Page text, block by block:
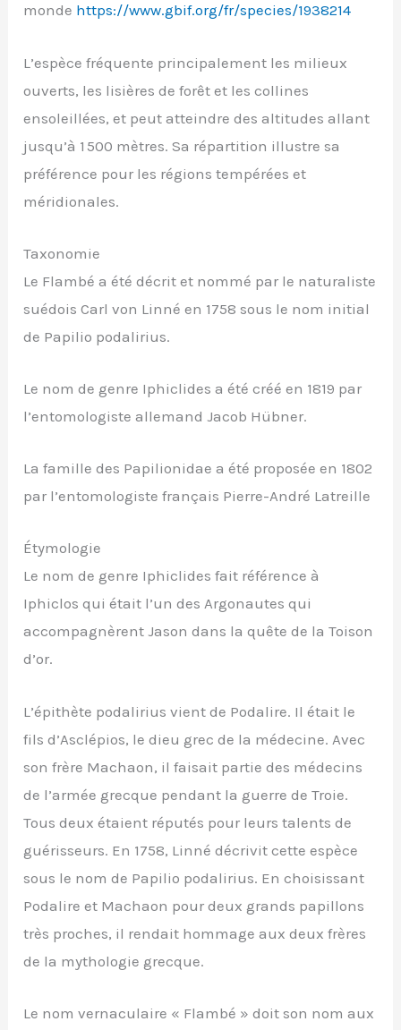
monde https://www.gbif.org/fr/species/1938214
L’espèce fréquente principalement les milieux
ouverts, les lisières de forêt et les collines
ensoleillées, et peut atteindre des altitudes allant
jusqu’à 1 500 mètres. Sa répartition illustre sa
préférence pour les régions tempérées et
méridionales.
Taxonomie
Le Flambé a été décrit et nommé par le naturaliste
suédois Carl von Linné en 1758 sous le nom initial
de Papilio podalirius.
Le nom de genre Iphiclides a été créé en 1819 par
l’entomologiste allemand Jacob Hübner.
La famille des Papilionidae a été proposée en 1802
par l’entomologiste français Pierre-André Latreille
Étymologie
Le nom de genre Iphiclides fait référence à
Iphiclos qui était l’un des Argonautes qui
accompagnèrent Jason dans la quête de la Toison
d’or.
L’épithète podalirius vient de Podalire. Il était le
fils d’Asclépios, le dieu grec de la médecine. Avec
son frère Machaon, il faisait partie des médecins
de l’armée grecque pendant la guerre de Troie.
Tous deux étaient réputés pour leurs talents de
guérisseurs. En 1758, Linné décrivit cette espèce
sous le nom de Papilio podalirius. En choisissant
Podalire et Machaon pour deux grands papillons
très proches, il rendait hommage aux deux frères
de la mythologie grecque.
Le nom vernaculaire « Flambé » doit son nom aux